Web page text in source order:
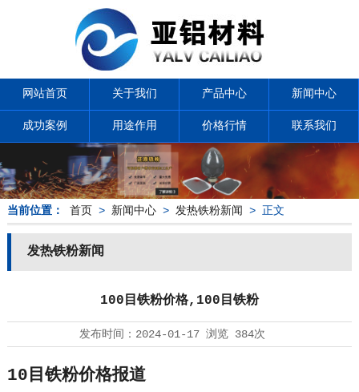
网站首页 关于我们 产品中心 新闻中心
成功案例 用途作用 价格行情 联系我们
当前位置： 首页 > 新闻中心> 发热铁粉新闻 > 正文
发热铁粉新闻
100目铁粉价格,100目铁粉
发布时间： 2024-01-17浏览 384次
10目铁粉价格报道